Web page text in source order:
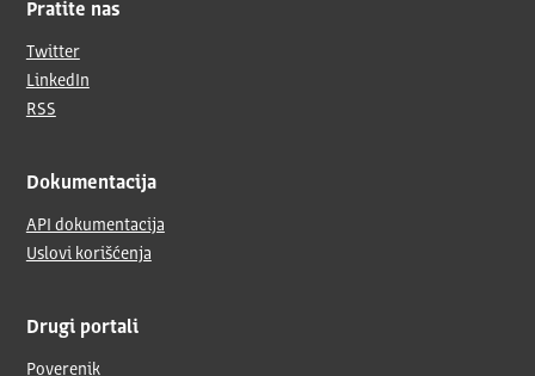
Pratite nas
Twitter
LinkedIn
RSS
Dokumentacija
API dokumentacija
Uslovi korišćenja
Drugi portali
Poverenik